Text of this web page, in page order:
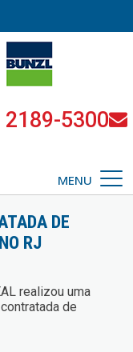
2189-5300
MENU
DE
RJ
realizou uma
de